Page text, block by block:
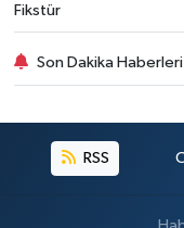
Fikstür
Son Dakika Haberleri
RSS